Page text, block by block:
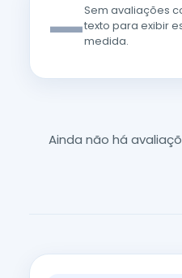
—Sem avaliações
texto para exibir
medida.
Ainda não há